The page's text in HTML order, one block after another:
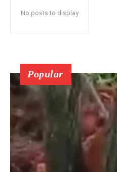
No posts to display
Popular